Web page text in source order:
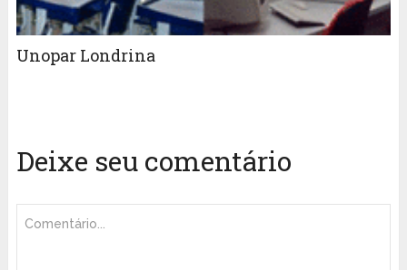
Unopar Londrina
Deixe seu comentário